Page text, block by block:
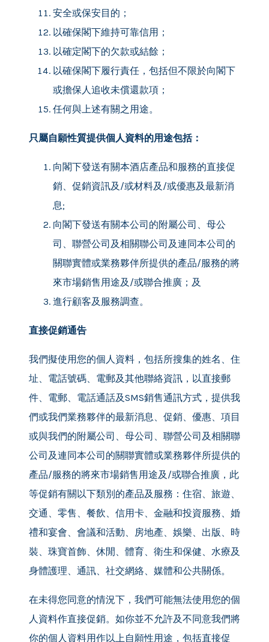
安全或保安目的；
以確保閣下維持可靠信用；
以確定閣下的欠款或結餘；
以確保閣下履行責任，包括但不限於向閣下
或擔保人追收未償還款項；
任何與上述有關之用途。
只屬自願性質提供個人資料的用途包括：
向閣下發送有關本酒店產品和服務的直接促
銷、促銷資訊及/或材料及/或優惠及最新消
息;
向閣下發送有關本公司的附屬公司、母公
司、聯營公司及相關聯公司及連同本公司的
關聯實體或業務夥伴所提供的產品/服務的將
來市場銷售用途及/或聯合推廣；及
進行顧客及服務調查。
直接促銷通告
我們擬使用您的個人資料，包括所搜集的姓名、住
址、電話號碼、電郵及其他聯絡資訊，以直接郵
件、電郵、電話通話及SMS銷售通訊方式，提供我
們或我們業務夥伴的最新消息、促銷、優惠、項目
或與我們的附屬公司、母公司、聯營公司及相關聯
公司及連同本公司的關聯實體或業務夥伴所提供的
產品/服務的將來市場銷售用途及/或聯合推廣，此
等促銷有關以下類別的產品及服務：住宿、旅遊、
交通、零售、餐飲、信用卡、金融和投資服務、婚
禮和宴會、會議和活動、房地產、娛樂、出版、時
裝、珠寶首飾、休閒、體育、衛生和保健、水療及
身體護理、通訊、社交網絡、媒體和公共關係。
在未得您同意的情況下，我們可能無法使用您的個
人資料作直接促銷。如你並不允許及不同意我們將
你的個人資料用作以上自願性用途，包括直接促